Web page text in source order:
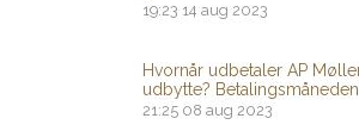
19:23 14 aug 2023
Hvornår udbetaler AP
udbytte? Betalingsmåneden
21:25 08 aug 2023